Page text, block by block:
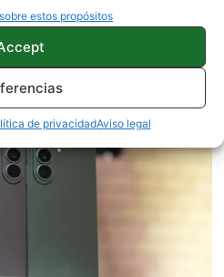
estos propósitos
de privacidadAviso legal
comenta que tecleo sobre
todo en este mundo de la
a las manzanas.
mayoría llama ruido.